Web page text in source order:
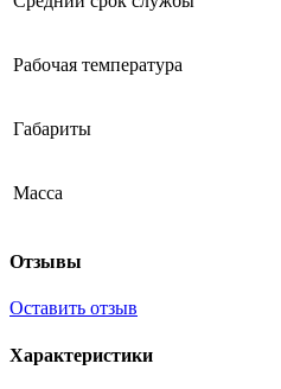
Рабочая температура
Габариты
Масса
Отзывы
Оставить отзыв
Характеристики